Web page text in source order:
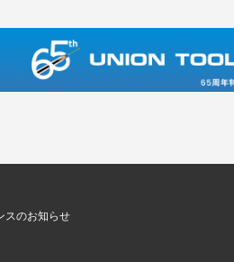
スのお知らせ